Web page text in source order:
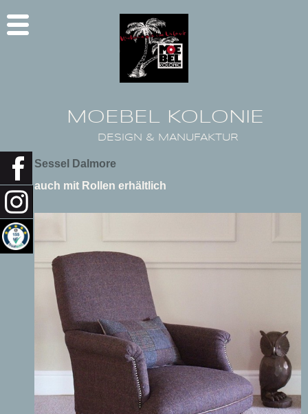
MOEBEL KOLONIE
DESIGN & MANUFAKTUR
Sessel Dalmore
auch mit Rollen erhältlich